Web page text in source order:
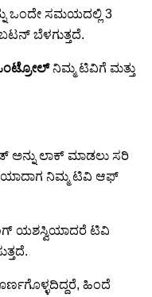
ಒಂದೇ ಸಮಯದಲ್ಲಿ 3
ಬೆಳಗುತ್ತದೆ.
ನಿಮ್ಮ ಟಿವಿಗೆ ಮತ್ತು
ಲಾಕ್ ಮಾಡಲು ಸರಿ
ನಿಮ್ಮ ಟಿವಿ ಆಫ್
ಯಶಸ್ವಿಯಾದರೆ ಟಿವಿ
ಹಿಂದೆ